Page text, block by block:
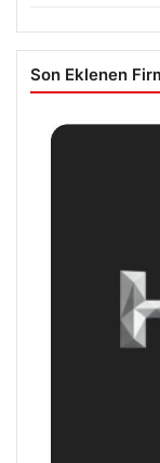
Son Eklenen